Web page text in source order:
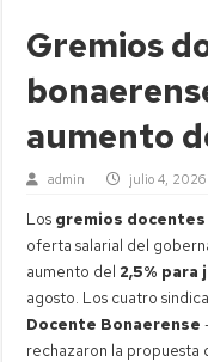
Gremios
aumento
admin julio 4, 2026
Los gremios
oferta salarial del
aumento del 2,5% para
agosto. Los cuatro
Docente Bonaerense
rechazaron la propuesta